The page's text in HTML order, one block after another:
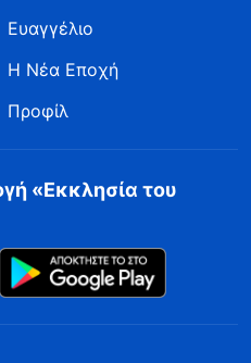
Ευαγγέλιο
Η Νέα Εποχή
Προφίλ
«Εκκλησία του